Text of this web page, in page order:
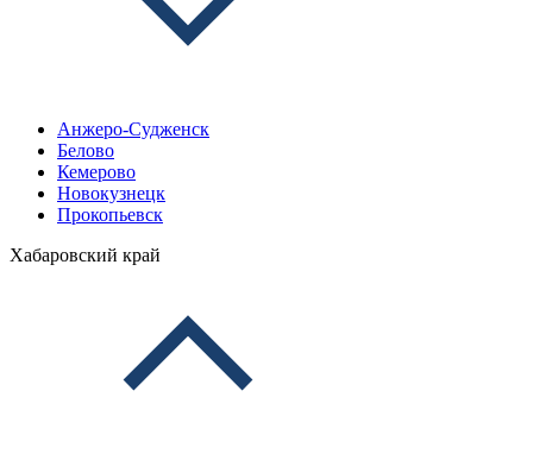
Анжеро-Судженск
Белово
Кемерово
Новокузнецк
Прокопьевск
Хабаровский край